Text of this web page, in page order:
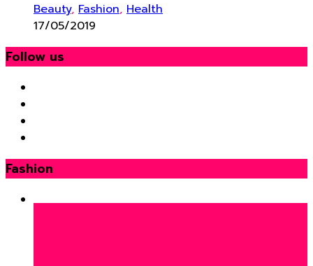
Beauty, Fashion, Health
17/05/2019
Follow us
Fashion